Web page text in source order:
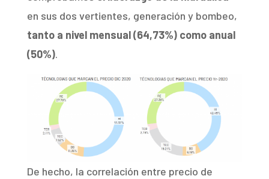
en sus dos vertientes, generación y bombeo,
tanto a nivel mensual (64,73%) como anual
(50%).
De hecho, la correlación entre precio de